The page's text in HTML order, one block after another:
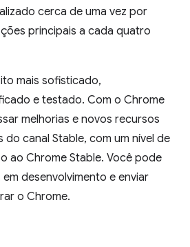
cerca de uma vez por
principais a cada quatro
mais sofisticado,
e testado. Com o Chrome
melhorias e novos recursos
do canal Stable, com um nível de
ao Chrome Stable. Você pode
desenvolvimento e enviar
o Chrome.